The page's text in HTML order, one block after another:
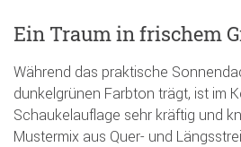
Ein Traum in frischem
Während das praktische
dunkelgrünen Farbton trägt, ist im
Schaukelauflage sehr kräftig und
Mustermix aus Quer- und